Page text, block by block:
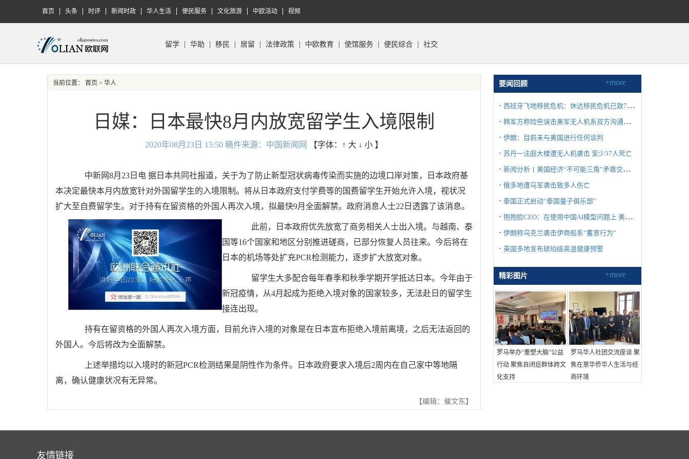
首页 头条 时评 新闻时政 华人生活 便民服务 文化旅游 中欧活动 视频
留学 华助 移民 居留 法律政策 中欧教育 使馆服务 便民综合 社交
当前位置： 首页 > 华人
日媒：日本最快8月内放宽留学生入境限制
2020年08月23日 15:50 稿件来源：中国新闻网 【字体： ↑ 大 ↓ 小 】
中新网8月23日电 据日本共同社报道，关于为了防止新型冠状病毒传染而实施的边境口岸对策，日本政府基
本决定最快本月内放宽针对外国留学生的入境限制。将从日本政府支付学费等的国费留学生开始允许入境，视状况
扩大至自费留学生。对于持有在留资格的外国人再次入境，拟最快9月全面解禁。政府消息人士22日透露了该消息。
此前，日本政府优先放宽了商务相关人士出入境。与越南、泰
国等16个国家和地区分别推进磋商，已部分恢复人员往来。今后将在
日本的机场等处扩充PCR检测能力，逐步扩大放宽对象。
留学生大多配合每年春季和秋季学期开学抵达日本。今年由于
新冠疫情，从4月起成为拒绝入境对象的国家较多，无法赴日的留学生
接连出现。
持有在留资格的外国人再次入境方面，目前允许入境的对象是在日本宣布拒绝入境前离境，之后无法返回的
外国人。今后将改为全面解禁。
上述举措均以入境时的新冠PCR检测结果是阴性作为条件。日本政府要求入境后2周内在自己家中等地隔
离，确认健康状况有无异常。
【编辑：催文东】
要闻回顾 +more
· 西班牙飞地移民危机：休达移民危机已致72人死亡
· 韩军方称险些误击美军无人机系双方沟通失误所致
· 伊朗：目前未与美国进行任何谈判
· 苏丹一法庭大楼遭无人机袭击 至少37人死亡
· 新闻分析丨美国经济“不可能三角”矛盾交织冲击世界
· 俄多地遭乌军袭击致多人伤亡
· 泰国正式启动“泰国量子俱乐部”
· 抱抱脸CEO：在使用中国AI模型问题上 美国不要“自废武功”
· 伊朗称乌克兰袭击伊商船系“蓄意行为”
· 英国多地发布琥珀级高温健康预警
精彩图片 +more
罗马举办“重塑大脑”公益
行动 聚焦自闭症群体跨文
化支持
罗马华人社团交流座谈 聚
焦在意华侨华人生活与经
商环境
友情链接